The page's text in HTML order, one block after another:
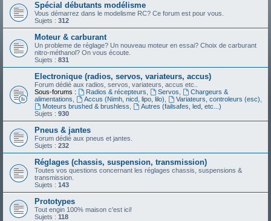
Spécial débutants modélisme
Vous démarrez dans le modelisme RC? Ce forum est pour vous.
Sujets : 312
Moteur & carburant
Un probleme de réglage? Un nouveau moteur en essai? Choix de carburant
nitro-méthanol? On vous écoute.
Sujets : 831
Electronique (radios, servos, variateurs, accus)
Forum dédié aux radios, servos, variateurs, accus etc..
Sous-forums :
Radios & récepteurs Servos
Chargeurs &
alimentations
Accus (Nimh, nicd, lipo, lilo) Variateurs, controleurs (esc)
Moteurs brushed & brushless
Autres (failsafes, led, etc...)
Sujets : 930
Pneus & jantes
Forum dédié aux pneus et jantes.
Sujets : 232
Réglages (chassis, suspension, transmission)
Toutes vos questions concernant les réglages chassis, suspensions &
transmission.
Sujets : 143
Prototypes
Tout engin 100% maison c'est ici!
Sujets : 118